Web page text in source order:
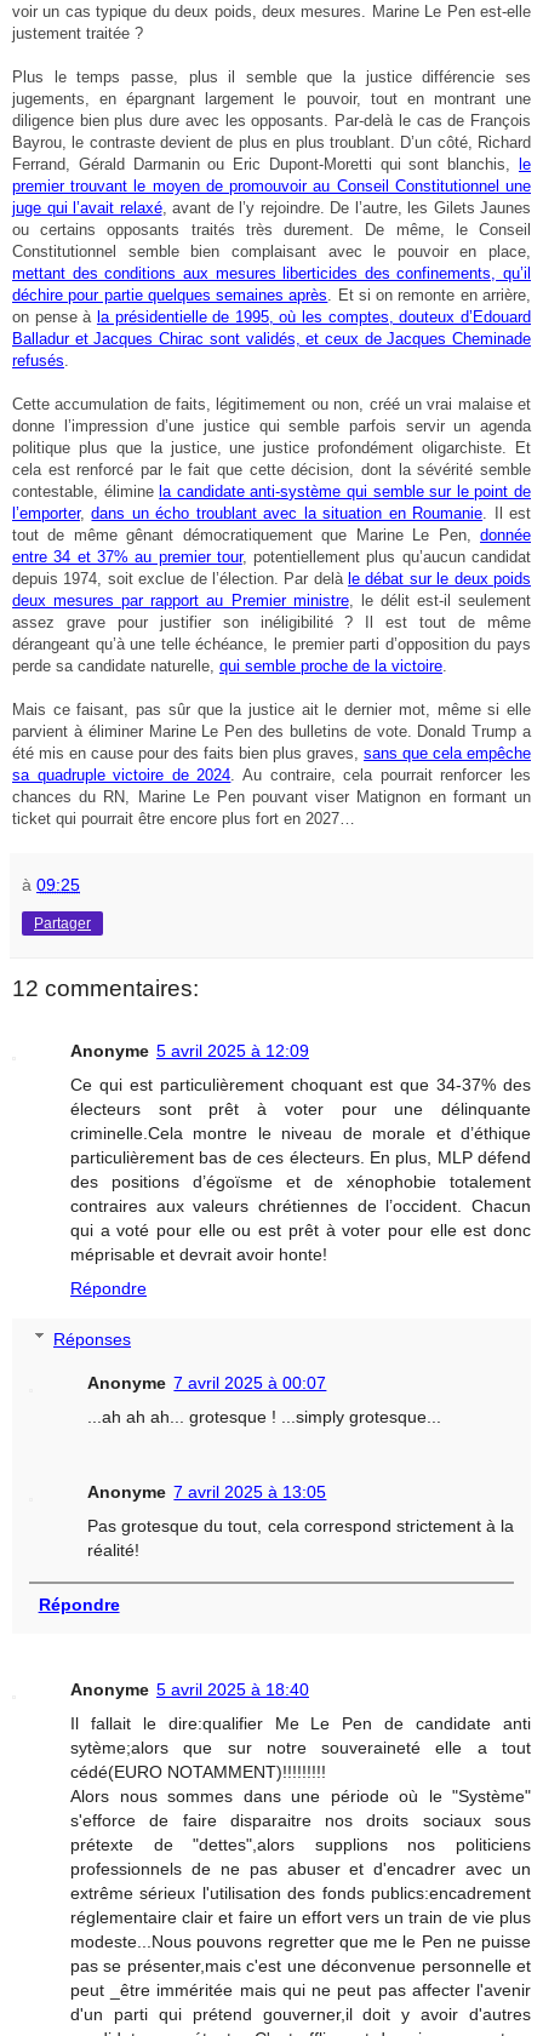
voir un cas typique du deux poids, deux mesures. Marine Le Pen est-elle
justement traitée ?
Plus le temps passe, plus il semble que la justice différencie ses
jugements, en épargnant largement le pouvoir, tout en montrant une
diligence bien plus dure avec les opposants. Par-delà le cas de François
Bayrou, le contraste devient de plus en plus troublant. D’un côté, Richard
Ferrand, Gérald Darmanin ou Eric Dupont-Moretti qui sont blanchis,
le
premier trouvant le moyen de promouvoir au Conseil Constitutionnel une
juge qui l’avait relaxé, avant de l’y rejoindre. De l’autre, les Gilets Jaunes
ou certains opposants traités très durement. De même, le Conseil
Constitutionnel semble bien complaisant avec le pouvoir en place,
mettant des conditions aux mesures liberticides des confinements, qu’il
déchire pour partie quelques semaines après . Et si on remonte en arrière,
on pense à la présidentielle de 1995, où les comptes, douteux d’Edouard
Balladur et Jacques Chirac sont validés, et ceux de Jacques Cheminade
refusés
Cette accumulation de faits, légitimement ou non, créé un vrai malaise et
donne l’impression d’une justice qui semble parfois servir un agenda
politique plus que la justice, une justice profondément oligarchiste. Et
cela est renforcé par le fait que cette décision, dont la sévérité semble
contestable, élimine la candidate anti-système qui semble sur le point de
l’emporter,dans un écho troublant avec la situation en Roumanie . Il est
tout de même gênant démocratiquement que Marine Le Pen, donnée
entre 34 et 37% au premier tour, potentiellement plus qu’aucun candidat
depuis 1974, soit exclue de l’élection. Par delà le débat sur le deux poids
deux mesures par rapport au Premier ministre, le délit est-il seulement
assez grave pour justifier son inéligibilité ? Il est tout de même
dérangeant qu’à une telle échéance, le premier parti d’opposition du pays
perde sa candidate naturelle, qui semble proche de la victoire
Mais ce faisant, pas sûr que la justice ait le dernier mot, même si elle
parvient à éliminer Marine Le Pen des bulletins de vote. Donald Trump a
été mis en cause pour des faits bien plus graves, sans que cela empêche
sa quadruple victoire de 2024 . Au contraire, cela pourrait renforcer les
chances du RN, Marine Le Pen pouvant viser Matignon en formant un
ticket qui pourrait être encore plus fort en 2027…
à 09:25
Partager
12 commentaires:
Anonyme 5 avril 2025 à 12:09
Ce qui est particulièrement choquant est que 34-37% des
électeurs sont prêt à voter pour une délinquante
criminelle.Cela montre le niveau de morale et d’éthique
particulièrement bas de ces électeurs. En plus, MLP défend
des positions d’égoïsme et de xénophobie totalement
contraires aux valeurs chrétiennes de l’occident. Chacun
qui a voté pour elle ou est prêt à voter pour elle est donc
méprisable et devrait avoir honte!
Répondre
Réponses
Anonyme 7 avril 2025 à 00:07
...ah ah ah... grotesque ! ...simply grotesque...
Anonyme 7 avril 2025 à 13:05
Pas grotesque du tout, cela correspond strictement à la
réalité!
Répondre
Anonyme 5 avril 2025 à 18:40
Il fallait le dire:qualifier Me Le Pen de candidate anti
sytème;alors que sur notre souveraineté elle a tout
cédé(EURO NOTAMMENT)!!!!!!!!!
Alors nous sommes dans une période où le "Système"
s'efforce de faire disparaitre nos droits sociaux sous
prétexte de "dettes",alors supplions nos politiciens
professionnels de ne pas abuser et d'encadrer avec un
extrême sérieux l'utilisation des fonds publics:encadrement
réglementaire clair et faire un effort vers un train de vie plus
modeste...Nous pouvons regretter que me le Pen ne puisse
pas se présenter,mais c'est une déconvenue personnelle et
peut _être imméritée mais qui ne peut pas affecter l'avenir
d'un parti qui prétend gouverner,il doit y avoir d'autres